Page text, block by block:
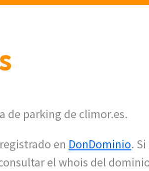
de parking de climor.es.
en DonDominio.
el whois del